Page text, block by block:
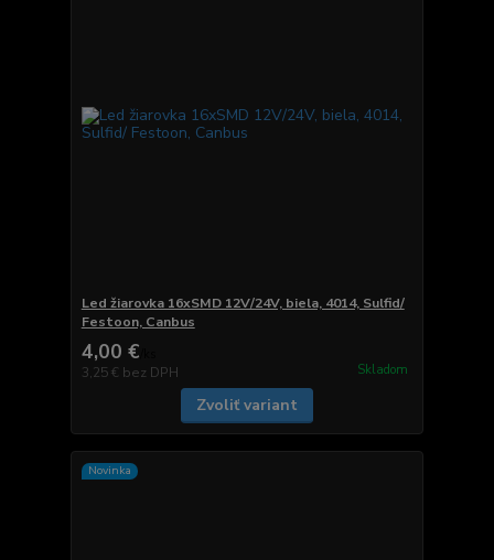
Led žiarovka 16xSMD 12V/24V, biela, 4014, Sulfid/
Festoon, Canbus
4,00 €
3,25 € bez DPH Skladom
Zvoliť variant
Novinka